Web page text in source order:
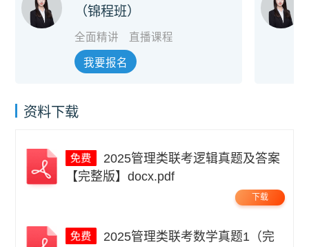
（锦程班）
全面精讲 直播课程
我要报名
资料下载
【完整版】docx.pdf
下载